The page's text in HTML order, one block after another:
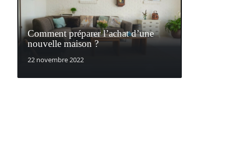
Comment préparer l’achat d’une
nouvelle maison ?
22 novembre 2022